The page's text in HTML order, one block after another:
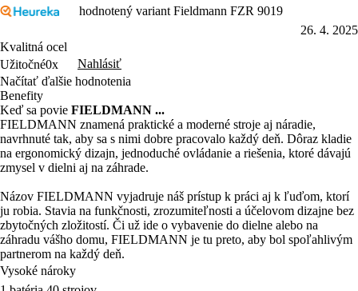
hodnotený variant Fieldmann FZR 9019
26. 4. 2025
Kvalitná ocel
Užitočné0x
Nahlásiť
Načítať ďalšie hodnotenia
Benefity
Keď sa povie FIELDMANN ...
FIELDMANN znamená praktické a moderné stroje aj náradie,
navrhnuté tak, aby sa s nimi dobre pracovalo každý deň. Dôraz kladie
na ergonomický dizajn, jednoduché ovládanie a riešenia, ktoré dávajú
zmysel v dielni aj na záhrade.
Názov FIELDMANN vyjadruje náš prístup k práci aj k ľuďom, ktorí
ju robia. Stavia na funkčnosti, zrozumiteľnosti a účelovom dizajne bez
zbytočných zložitostí. Či už ide o vybavenie do dielne alebo na
záhradu vášho domu, FIELDMANN je tu preto, aby bol spoľahlivým
partnerom na každý deň.
Vysoké nároky